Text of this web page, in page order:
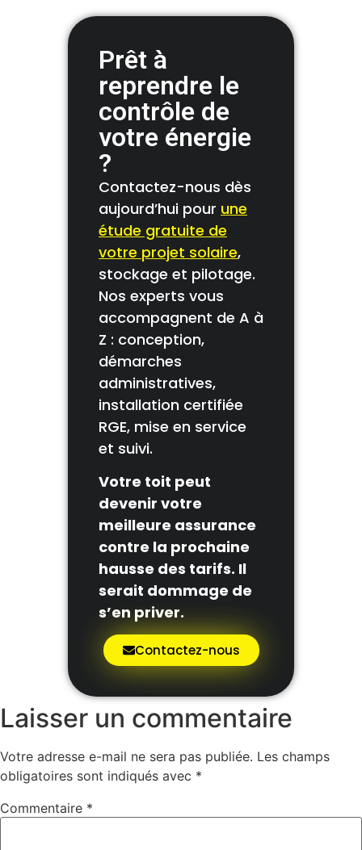
Prêt à
reprendre le
contrôle de
votre énergie
?
Contactez-nous dès
aujourd’hui pour une
étude gratuite de
votre projet solaire,
stockage et pilotage.
Nos experts vous
accompagnent de A à
Z : conception,
démarches
administratives,
installation certifiée
RGE, mise en service
et suivi.
Votre toit peut
devenir votre
meilleure assurance
contre la prochaine
hausse des tarifs. Il
serait dommage de
s’en priver.
Contactez-nous
Laisser un commentaire
Votre adresse e-mail ne sera pas publiée. Les champs
obligatoires sont indiqués avec *
Commentaire *